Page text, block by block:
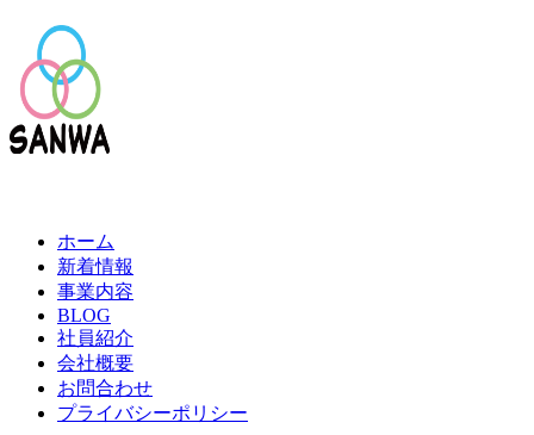
ホーム
新着情報
事業内容
BLOG
社員紹介
会社概要
お問合わせ
プライバシーポリシー